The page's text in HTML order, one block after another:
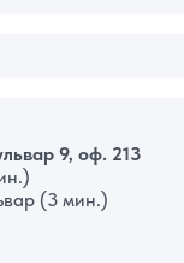
9, оф. 213
(3 мин.)